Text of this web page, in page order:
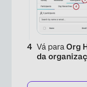
Vá para Org
da